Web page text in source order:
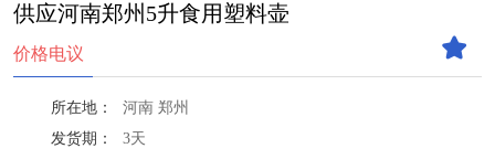
供应河南郑州5升食用塑料壶
价格电议
所在地：
河南 郑州
发货期：
3天